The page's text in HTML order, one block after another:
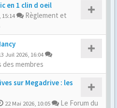
en 1 clin d oeil
15:14
Règlement et
Juil 2026, 16:04
membres
sur Megadrive : les
22 Mai 2026, 10:05
Le Forum du